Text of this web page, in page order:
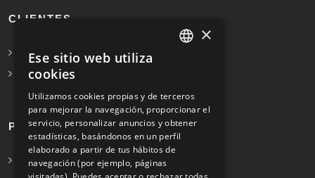
CLIENTES
Solicita Presupuesto Gratis
Preguntas frecuentes
PROFESIONALES
Info para profesionales
×
Ese sitio web utiliza
cookies
Utilizamos cookies propias y de terceros
para mejorar la navegación, proporcionar el
servicio, personalizar anuncios y obtener
estadísticas, basándonos en un perfil
elaborado a partir de tus hábitos de
navegación (por ejemplo, páginas